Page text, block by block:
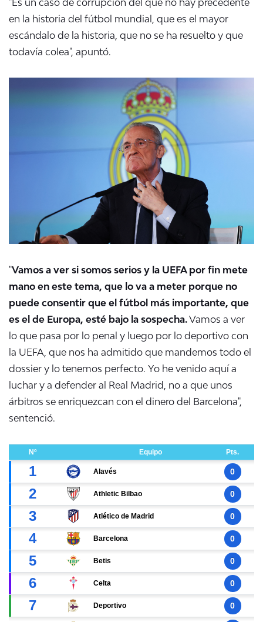
"Es un caso de corrupción del que no hay precedente
en la historia del fútbol mundial, que es el mayor
escándalo de la historia, que no se ha resuelto y que
todavía colea", apuntó.
"Vamos a ver si somos serios y la UEFA por fin mete
mano en este tema, que lo va a meter porque no
puede consentir que el fútbol más importante, que
es el de Europa, esté bajo la sospecha.Vamos a ver
lo que pasa por lo penal y luego por lo deportivo con
la UEFA, que nos ha admitido que mandemos todo el
dossier y lo tenemos perfecto. Yo he venido aquí a
luchar y a defender al Real Madrid, no a que unos
árbitros se enriquezcan con el dinero del Barcelona",
sentenció.